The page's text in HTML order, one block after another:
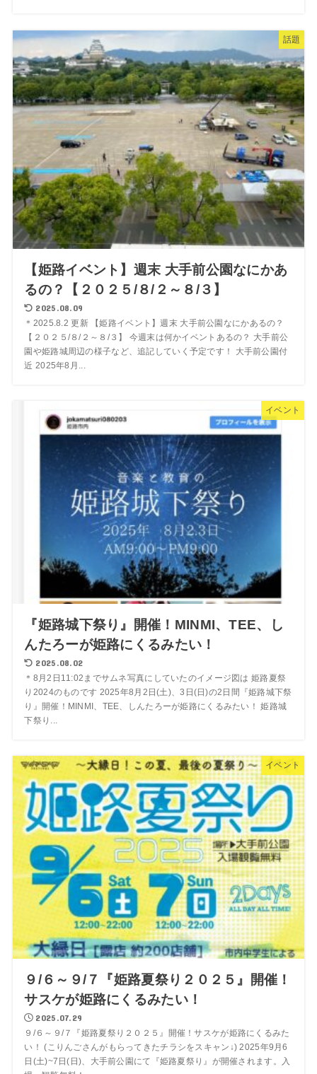
話題
【姫路イベント】週末 大手前公園なにかあ
るの？【２０２５/８/２～８/３】
2025.08.09
＊2025.8.2 更新 【姫路イベント】週末 大手前公園なにかあるの？
【２０２５/８/２～８/３】 今週末は何かイベントあるの？ 大手前公
園や姫路城周辺の様子など、追記していく予定です！ 大手前公園付
近 2025年8月...
イベント
『姫路城下祭り』開催！MINMI、TEE、し
んたろーが姫路にくるみたい！
2025.08.02
＊8月2日11:02までサムネ写真にしていたのイメージ図は 姫路夏祭
り2024のものです 2025年8月2日(土)、3日(日)の2日間『姫路城下祭
り』開催！MINMI、TEE、しんたろーが姫路にくるみたい！ 姫路城
下祭り...
イベント
９/６～９/７『姫路夏祭り２０２５』開催！
サスケが姫路にくるみたい！
2025.07.29
９/６～９/７『姫路夏祭り２０２５』開催！サスケが姫路にくるみた
い！ (こりんごさんがもらってきたチラシをスキャン↓) 2025年9月6
日(土)~7日(日)、大手前公園にて『姫路夏祭り』が開催されます。入